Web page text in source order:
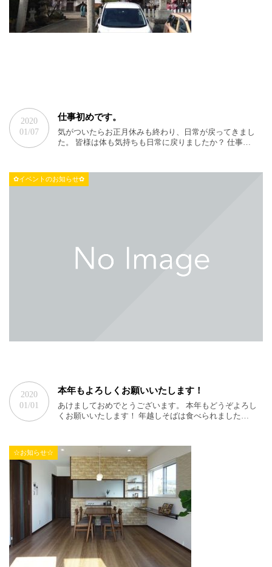
2020
01/07
仕事初めです。
気がついたらお正月休みも終わり、日常が戻ってきまし
た。 皆様は体も気持ちも日常に戻りましたか？ 仕事…
✿イベントのお知らせ✿
2020
01/01
本年もよろしくお願いいたします！
あけましておめでとうございます。 本年もどうぞよろし
くお願いいたします！ 年越しそばは食べられました…
☆お知らせ☆